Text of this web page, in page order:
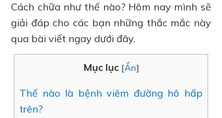
Cách chữa như thế nào? Hôm nay mình sẽ
giải đáp cho các bạn những thắc mắc này
qua bài viết ngay dưới đây.
Mục lục [Ẩn]
Thế nào là bệnh viêm đường hô hấp
trên?